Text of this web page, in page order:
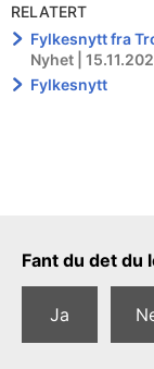
RELATERT
Fylkesnytt fra
Nyhet |
Fylkesnytt
Fant du det du
Ja